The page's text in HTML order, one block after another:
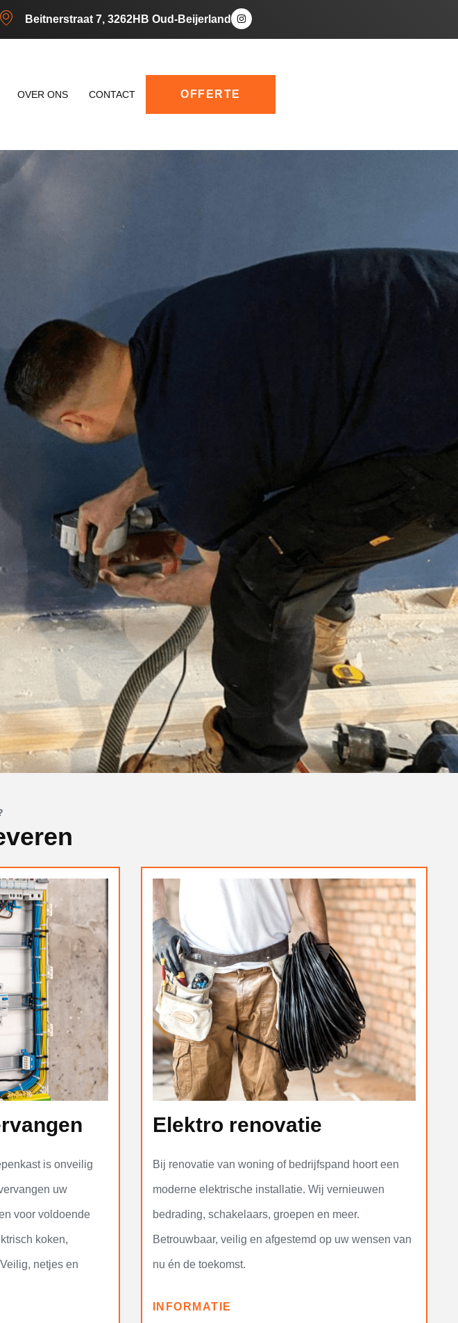
Beitnerstraat 7, 3262HB Oud-Beijerland
OVER ONS CONTACT OFFERTE
is onveilig
uw
voor voldoende
koken,
netjes en
Elektro renovatie
Bij renovatie van woning of bedrijfspand hoort een
moderne elektrische installatie. Wij vernieuwen
bedrading, schakelaars, groepen en meer.
Betrouwbaar, veilig en afgestemd op uw wensen van
nu én de toekomst.
INFORMATIE